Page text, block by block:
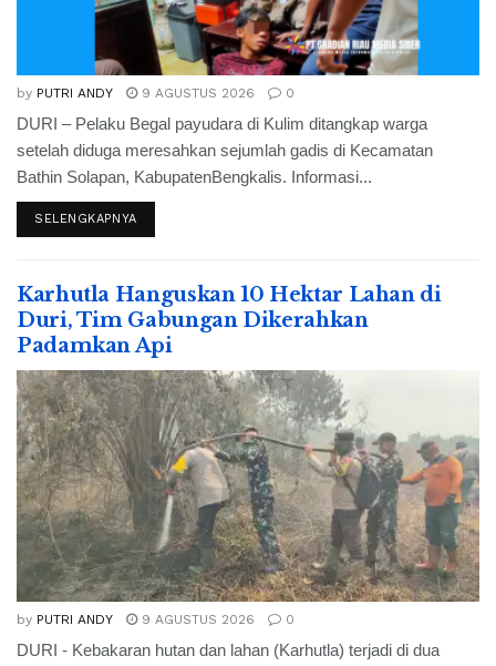
by PUTRI ANDY 9 AGUSTUS 2026 0
DURI – Pelaku Begal payudara di Kulim ditangkap warga
setelah diduga meresahkan sejumlah gadis di Kecamatan
Bathin Solapan, KabupatenBengkalis. Informasi...
SELENGKAPNYA
Karhutla Hanguskan 10 Hektar Lahan di
Duri, Tim Gabungan Dikerahkan
Padamkan Api
by PUTRI ANDY 9 AGUSTUS 2026 0
DURI - Kebakaran hutan dan lahan (Karhutla) terjadi di dua